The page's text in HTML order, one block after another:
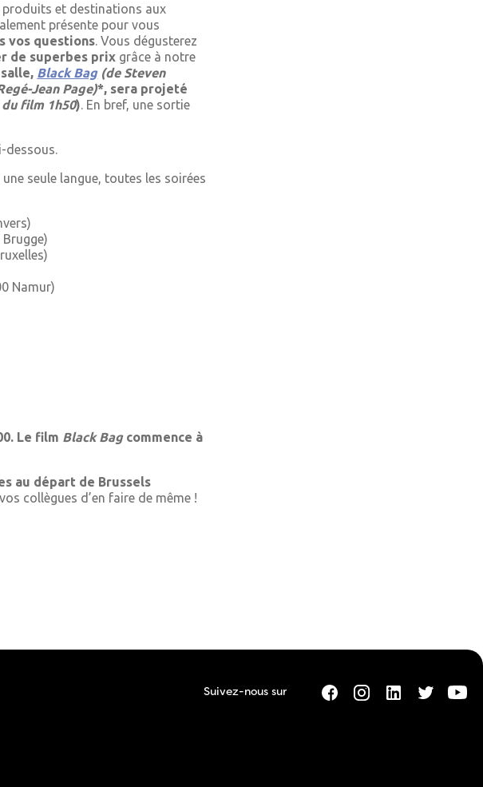
produits et destinations aux
présente pour vous
vos questions. Vous dégusterez
de superbes prix grâce à notre
Black Bag(de Steven
Jean Page)*, sera projeté
film 1h50). En bref, une sortie
dessous.
seule langue, toutes les soirées
Namur)
Le film Black Bagcommence à
au départ de Brussels
collègues d’en faire de même !
Suivez-nous sur